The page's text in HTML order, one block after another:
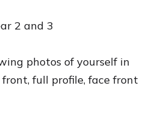
2 and 3
photos of yourself in
full profile, face front